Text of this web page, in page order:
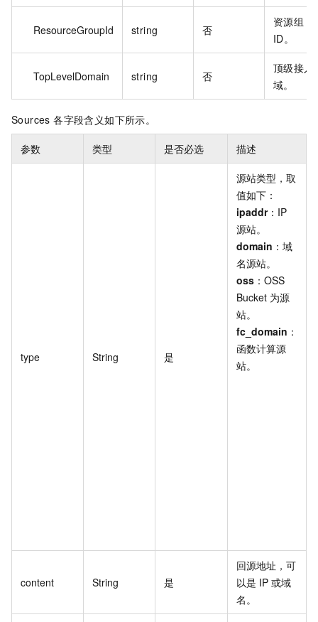
ResourceGroupId string 否
资源组
ID。
TopLevelDomain string 否
顶级接入
域。
Sources 各字段含义如下所示。
参数 类型 是否必选 描述
type String 是
源站类型，取
值如下：
ipaddr：IP
源站。
domain ：域
名源站。
oss ：OSS
Bucket 为源
站。
fc_domain ：
函数计算源
站。
content String 是
回源地址，可
以是 IP 或域
名。